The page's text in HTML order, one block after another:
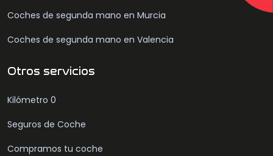
Coches de segunda mano en Murcia
Coches de segunda mano en Valencia
Otros servicios
Kilómetro 0
Seguros de Coche
Compramos tu coche